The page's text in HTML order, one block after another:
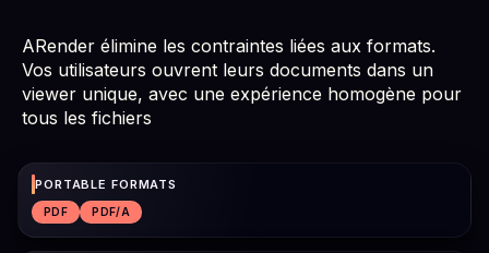
ARender élimine les contraintes liées aux formats.
Vos utilisateurs ouvrent leurs documents dans un
viewer unique, avec une expérience homogène pour
tous les fichiers
PORTABLE FORMATS
PDF PDF/A